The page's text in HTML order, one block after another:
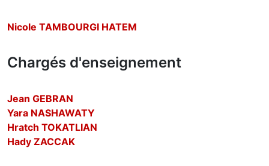
Nicole TAMBOURGI HATEM
Chargés d'enseignement
Jean GEBRAN
Yara NASHAWATY
Hratch TOKATLIAN
Hady ZACCAK